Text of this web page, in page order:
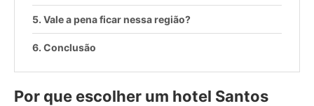
Vale a pena ficar nessa região?
Conclusão
Por que escolher um hotel Santos